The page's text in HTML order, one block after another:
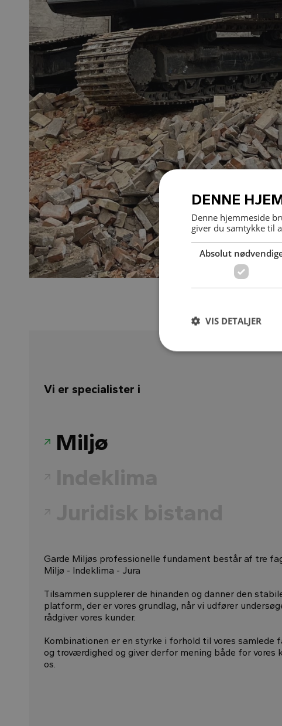
Vi er specialister i
Miljø
Garde Miljøs professionelle fundament består af tre
Miljø - Indeklima - Jura
Tilsammen supplerer de hinanden og danner den
platform, der er vores grundlag, når vi udfører
rådgiver vores kunder.
Kombinationen er en styrke i forhold til vores samlede
og troværdighed og giver derfor mening både for vores
os.
DENNE
Denne hjemmeside
giver du samtykke til
Absolut
VIS DETALJER